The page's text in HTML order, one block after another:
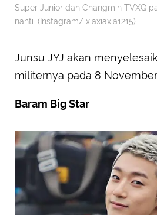
Super Junior dan Changmin TVXQ
nanti. (Instagram/ xiaxiaxia1215)
Junsu JYJ akan
militernya pada 8 November
Baram Big Star